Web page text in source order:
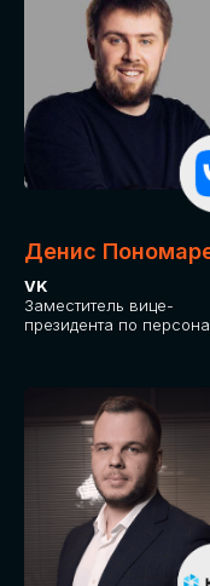
Какие
GLOBAL TECH
HR TECH
MARKETING &
Денис
VK
Заместитель вице-
президента по